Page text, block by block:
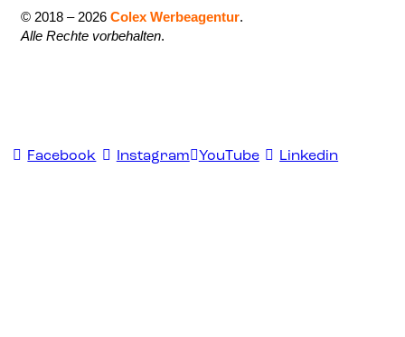
© 2018 – 2026 Colex Werbeagentur.
Alle Rechte vorbehalten.
Facebook Instagram YouTube Linkedin